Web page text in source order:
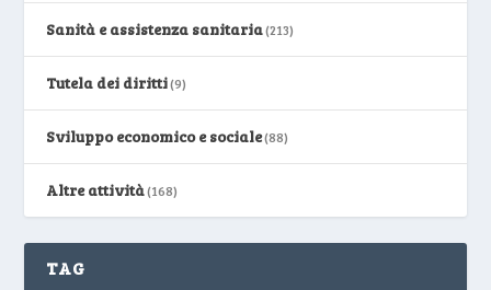
Sanità e assistenza sanitaria(213)
Tutela dei diritti(9)
Sviluppo economico e sociale(88)
Altre attività(168)
TAG